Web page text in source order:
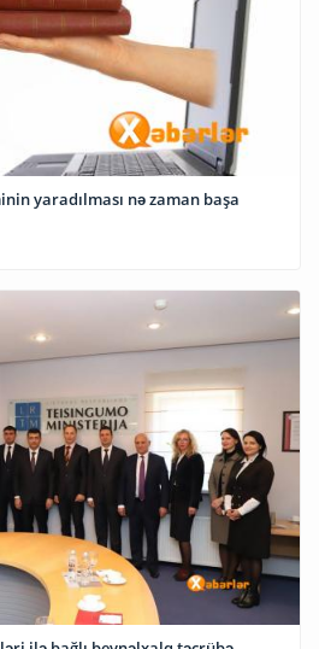
yaradılması nə zaman başa